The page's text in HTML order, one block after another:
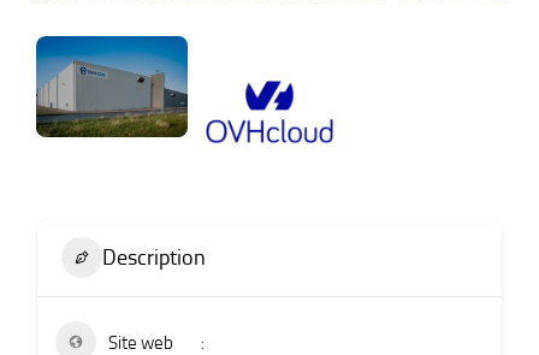
Description
Site web